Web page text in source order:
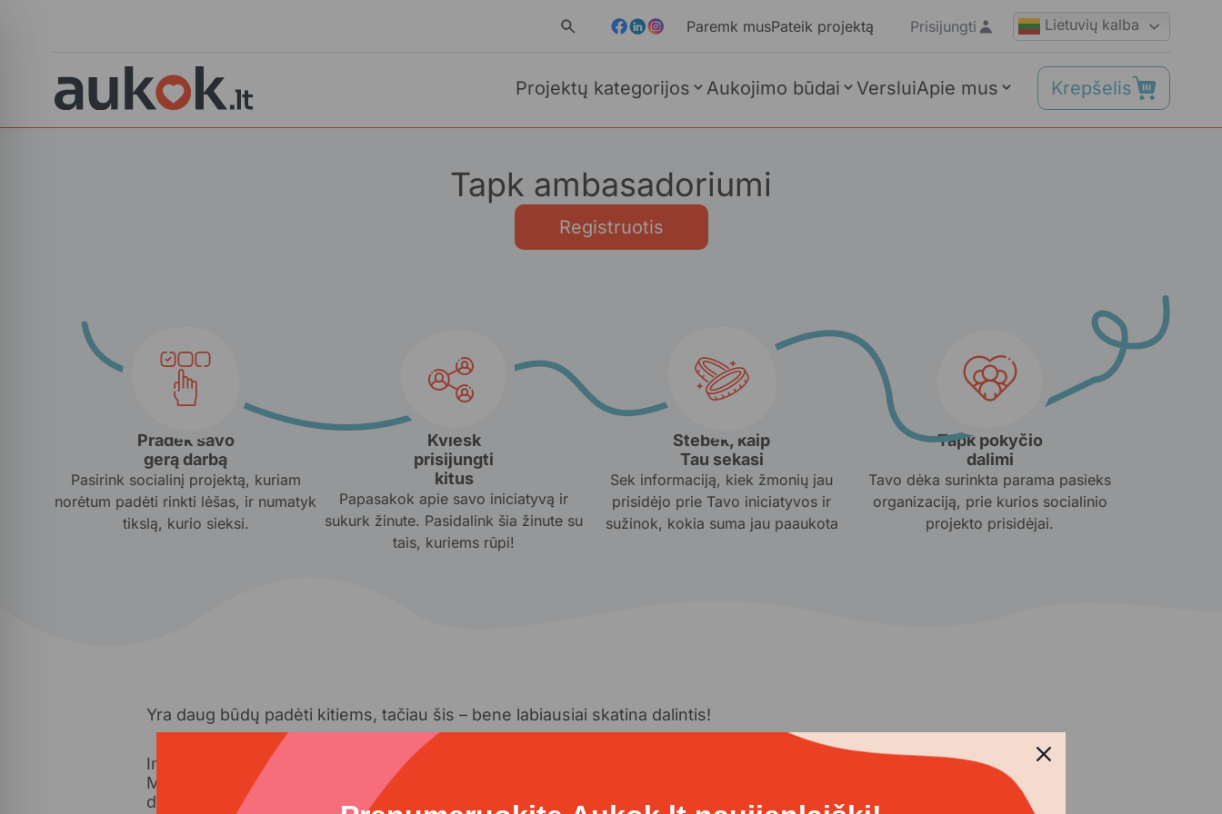
Paremk musPateik projektą Prisijungti Lietuvių kalba
Projektų kategorijos Aukojimo būdai VersluiApie mus Krepšelis
Tapk ambasadoriumi
Registruotis
Pradėk savo
gerą darbą
Pasirink socialinį projektą, kuriam
norėtum padėti rinkti lėšas, ir numatyk
tikslą, kurio sieksi.
Kviesk
prisijungti
kitus
Papasakok apie savo iniciatyvą ir
sukurk žinute. Pasidalink šia žinute su
tais, kuriems rūpi!
Stebėk, kaip
Tau sekasi
Sek informaciją, kiek žmonių jau
prisidėjo prie Tavo iniciatyvos ir
sužinok, kokia suma jau paaukota
Tapk pokyčio
dalimi
Tavo dėka surinkta parama pasieks
organizaciją, prie kurios socialinio
projekto prisidėjai.
Yra daug būdų padėti kitiems, tačiau šis – bene labiausiai skatina dalintis!
Imkis gero darbo – tapk paramos projektų ambasadoriumi ir skleisk gerumo virusą!
Manai, jog pasidalinti nuoroda neužtenka? Atrask savo būdą, kaip surinkti kuo
daugiau lėšų pasirinktam socialiniam projektui.